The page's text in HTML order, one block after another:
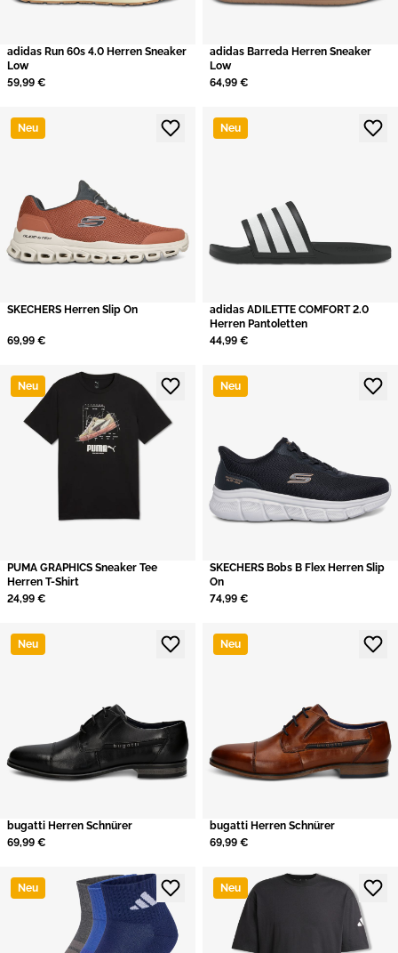
adidas Run 60s 4.0 Herren Sneaker
Low
59,99 €
adidas Barreda Herren Sneaker
Low
64,99 €
Neu
SKECHERS Herren Slip On
69,99 €
Neu
adidas ADILETTE COMFORT 2.0
Herren Pantoletten
44,99 €
Neu
PUMA GRAPHICS Sneaker Tee
Herren T-Shirt
24,99 €
Neu
SKECHERS Bobs B Flex Herren Slip
On
74,99 €
Neu
bugatti Herren Schnürer
69,99 €
Neu
bugatti Herren Schnürer
69,99 €
Neu Neu